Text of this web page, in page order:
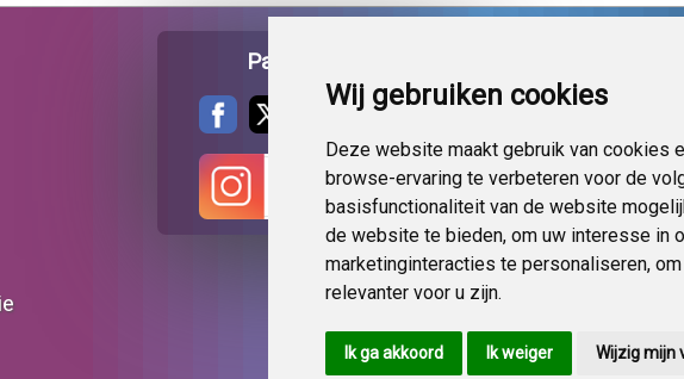
Wij gebruiken cookies
Deze website maakt gebruik van cookies
browse-ervaring te verbeteren voor de
basisfunctionaliteit van de website
de website te bieden, om uw interesse in
marketinginteracties te personaliseren,
relevanter voor u zijn.
Ik ga akkoord Ik weiger Wijzig mijn
Pagina delen